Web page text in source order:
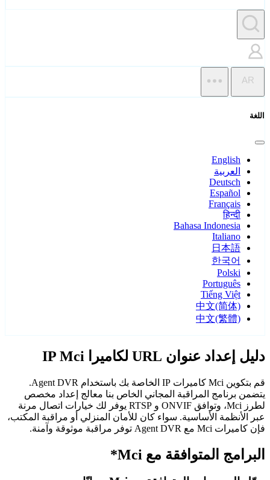
AR
اللغة
English
العربية
Deutsch
Español
Français
हिन्दी
Bahasa Indonesia
Italiano
日本語
한국어
Polski
Português
Tiếng Việt
中文(简体)
中文(繁體)
دليل إعداد عنوان URL لكاميرا IP Mci
قم بتكوين Mci كاميرات IP الخاصة بك باستخدام Agent DVR.
يتضمن برنامج المراقبة المجاني الخاص بنا معالج إعداد مخصص
لطرز Mci، وتوافق ONVIF و RTSP يوفر لك خيارات اتصال مرنة
عبر الأنظمة الأساسية. سواء كان للأمان المنزلي أو مراقبة المكتب،
فإن كاميرات Mci مع Agent DVR توفر مراقبة موثوقة وآمنة.
البرامج المتوافقة مع Mci*